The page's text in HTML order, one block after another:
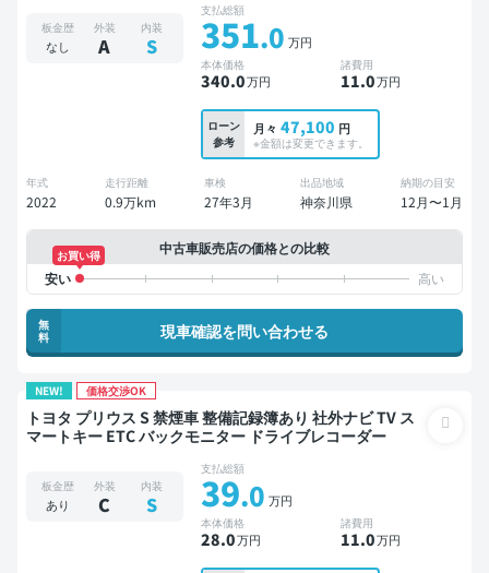
板金歴
なし
外装
A
内装
S
支払総額
351.0 万円
本体価格
340.0万円
諸費用
11.0万円
ローン
参考
月々 47,100 円
※金額は変更できます。
年式
2022
走行距離
0.9万km
車検
27年3月
出品地域
神奈川県
納期の目安
12月〜1月
中古車販売店の価格との比較
お買い得
無
料
現車確認を問い合わせる
NEW! 価格交渉OK
トヨタ プリウス S 禁煙車 整備記録簿あり 社外ナビ TV ス
マートキー ETC バックモニター ドライブレコーダー
板金歴
あり
外装
C
内装
S
支払総額
39.0 万円
本体価格
28.0万円
諸費用
11.0万円